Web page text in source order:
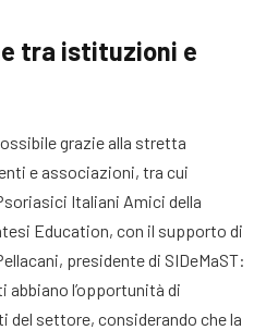
tra istituzioni e
grazie alla stretta
e associazioni, tra cui
Italiani Amici della
Education, con il supporto di
presidente di SIDeMaST:
abbiano l’opportunità di
settore, considerando che la